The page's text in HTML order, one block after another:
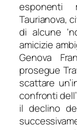
esponenti
Taurianova,
di alcune
amicizie
Genova
prosegue
scattare
confronti
il declino